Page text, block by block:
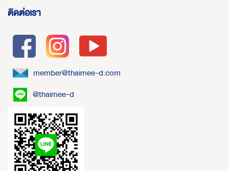
ติดต่อเรา
member@thaimee-d.com
@thaimee-d